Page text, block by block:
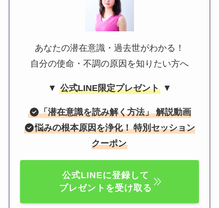
あなたの潜在意識・過去世がわかる！
自分の使命・不調の原因を知りたい方へ
▼ 公式LINE限定プレゼント▼
「潜在意識を読み解く方法」 解説動画
悩みの根本原因を浄化！ 特別セッション
クーポン
公式LINEに登録して
プレゼントを受け取る